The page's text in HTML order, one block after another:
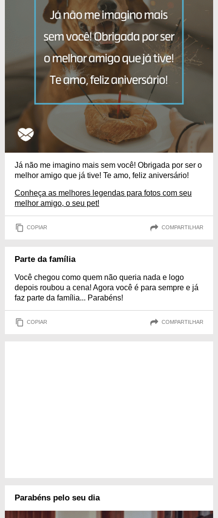
Já não me imagino mais sem você! Obrigada por ser o
melhor amigo que já tive! Te amo, feliz aniversário!
Conheça as melhores legendas para fotos com seu
melhor amigo, o seu pet!
COPIAR COMPARTILHAR
Parte da família
Você chegou como quem não queria nada e logo
depois roubou a cena! Agora você é para sempre e já
faz parte da família... Parabéns!
COPIAR COMPARTILHAR
Parabéns pelo seu dia